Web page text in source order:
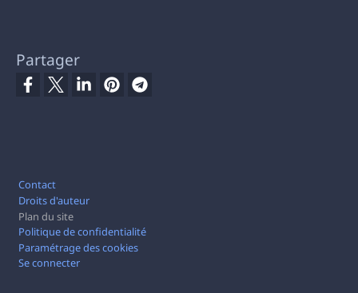
Partager
Pied de page
Contact
Droits d'auteur
Plan du site
Politique de confidentialité
Paramétrage des cookies
Se connecter